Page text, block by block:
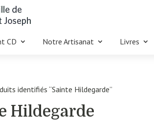
CD Notre Artisanat Livres
identifiés “Sainte Hildegarde”
Hildegarde